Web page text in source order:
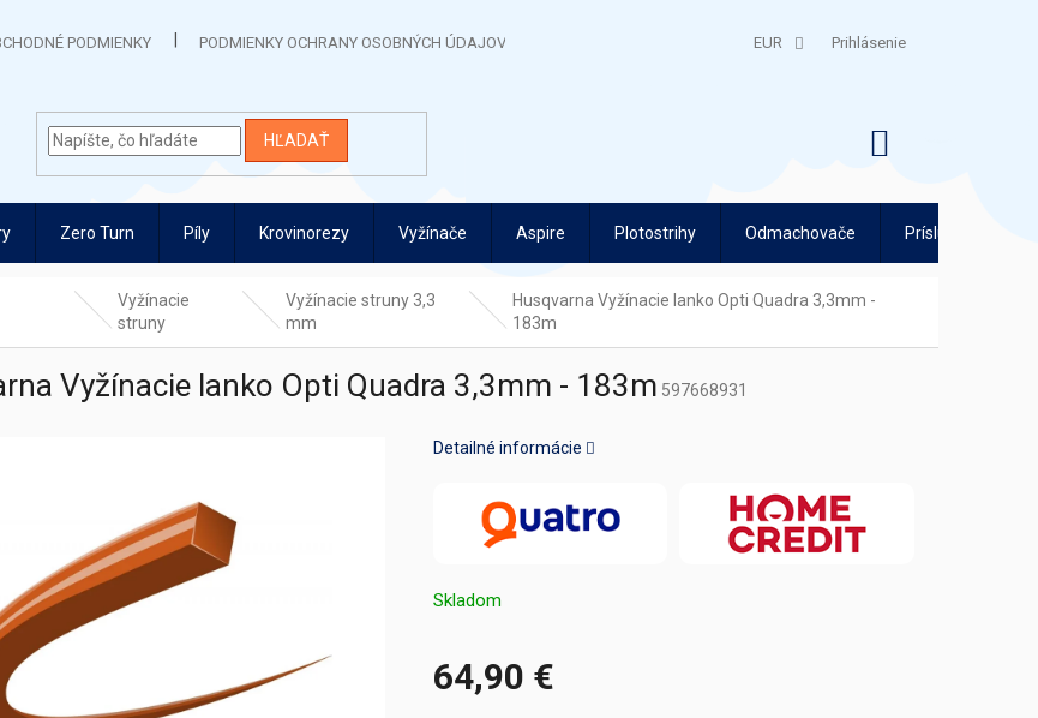
PODMIENKY PODMIENKY OCHRANY OSOBNÝCH ÚDAJOV EUR Prihlásenie
HĽADAŤ
Zero Turn Píly Krovinorezy Vyžínače Aspire Plotostrihy Odmachovače Príslušenstvo
Vyžínacie
struny
Vyžínacie struny 3,3
mm
Husqvarna Vyžínacie lanko Opti Quadra 3,3mm -
183m
Vyžínacie lanko Opti Quadra 3,3mm - 183m 597668931
64,90 €
Skladom
Detailné informácie